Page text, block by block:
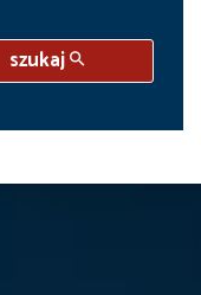
szukaj